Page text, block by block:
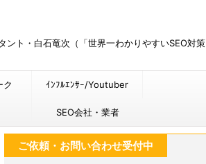
ント・白石竜次（「世界一わかりやすいSEO対策
ク ｲﾝﾌﾙｴﾝｻｰ/Youtuber
SEO会社・業者
ご依頼・お問い合わせ受付中